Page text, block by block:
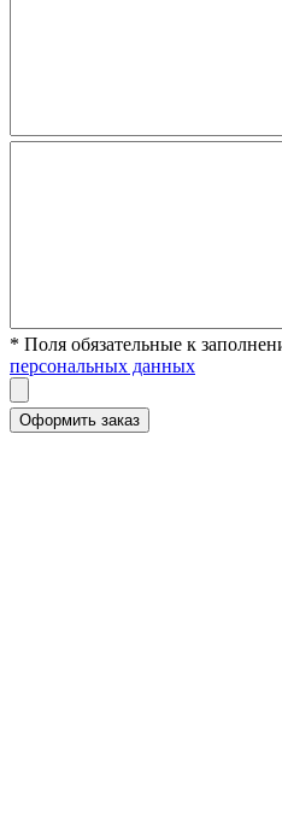
* Поля обязательные к
персональных данных